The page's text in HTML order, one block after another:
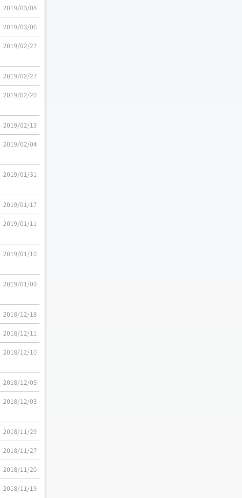
2019/03/08
2019/03/06
2019/02/27
2019/02/27
2019/02/20
2019/02/13
2019/02/04
2019/01/31
2019/01/17
2019/01/11
2019/01/10
2019/01/09
2018/12/18
2018/12/11
2018/12/10
2018/12/05
2018/12/03
2018/11/29
2018/11/27
2018/11/20
2018/11/19